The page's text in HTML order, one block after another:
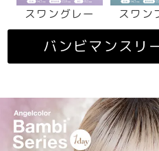
スワングレー スワン
バンビマンスリ